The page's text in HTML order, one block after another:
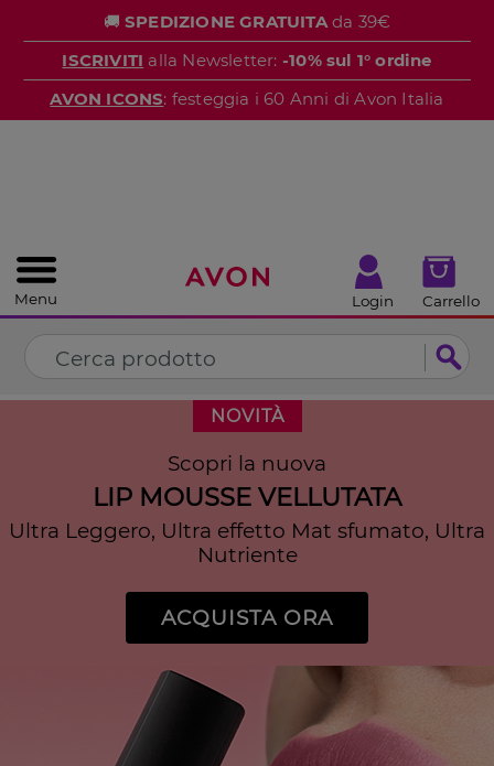
🚚 SPEDIZIONE GRATUITAda 39€
ISCRIVITI alla Newsletter: -10% sul 1° ordine
AVON ICONS: festeggia i 60 Anni di Avon Italia
Menu Login Carrello
NOVITÀ
Scopri la nuova
LIP MOUSSE VELLUTATA
Ultra Leggero, Ultra effetto Mat sfumato, Ultra
Nutriente
ACQUISTA ORA
CHIUDI